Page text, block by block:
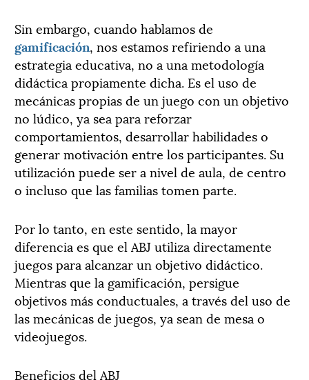
Sin embargo, cuando hablamos de
gamificación, nos estamos refiriendo a una
estrategia educativa, no a una metodología
didáctica propiamente dicha. Es el uso de
mecánicas propias de un juego con un objetivo
no lúdico, ya sea para reforzar
comportamientos, desarrollar habilidades o
generar motivación entre los participantes. Su
utilización puede ser a nivel de aula, de centro
o incluso que las familias tomen parte.
Por lo tanto, en este sentido, la mayor
diferencia es que el ABJ utiliza directamente
juegos para alcanzar un objetivo didáctico.
Mientras que la gamificación, persigue
objetivos más conductuales, a través del uso de
las mecánicas de juegos, ya sean de mesa o
videojuegos.
Beneficios del ABJ